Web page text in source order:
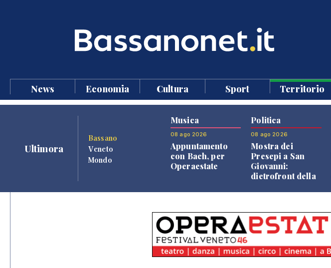
News Economia Cultura Sport Territorio
Ultimora
Bassano
Veneto
Mondo
Musica
08 ago 2026
Appuntamento
con Bach, per
Operaestate
Politica
08 ago 2026
Mostra dei
Presepi a San
Giovanni:
dietrofront della